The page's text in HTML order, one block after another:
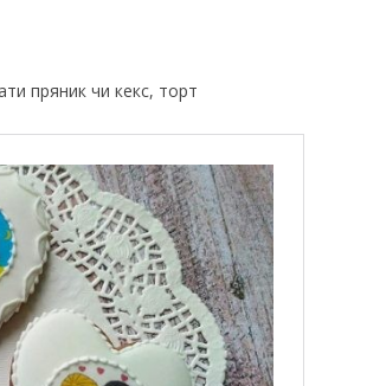
пряник чи кекс, торт